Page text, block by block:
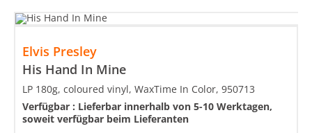
Elvis Presley
His Hand In Mine
LP 180g, coloured vinyl, WaxTime In Color, 950713
Verfügbar : Lieferbar innerhalb von 5-10 Werktagen,
soweit verfügbar beim Lieferanten